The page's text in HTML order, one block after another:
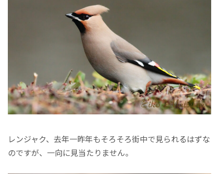
レンジャク、去年一昨年もそろそろ街中で見られるはずな
のですが、一向に見当たりません。